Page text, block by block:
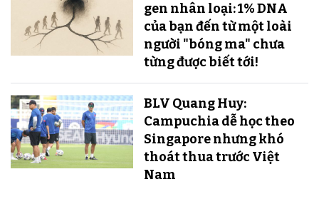
gen nhân loại: 1% DNA
của bạn đến từ một loài
người "bóng ma" chưa
từng được biết tới!
BLV Quang Huy:
Campuchia dễ học theo
Singapore nhưng khó
thoát thua trước Việt
Nam